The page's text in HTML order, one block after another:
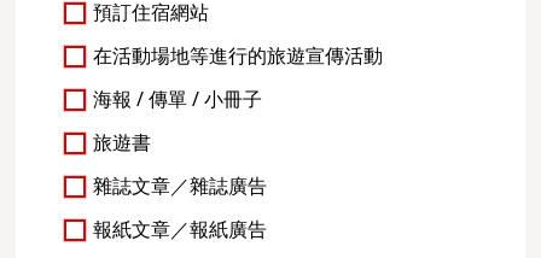
預訂住宿網站
在活動場地等進行的旅遊宣傳活動
海報 / 傳單 / 小冊子
旅遊書
雜誌文章／雜誌廣告
報紙文章／報紙廣告